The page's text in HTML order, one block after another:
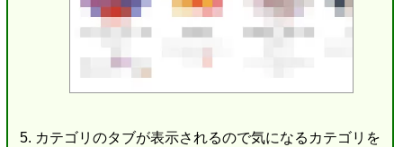
カテゴリのタブが表示されるので気になるカテゴリを